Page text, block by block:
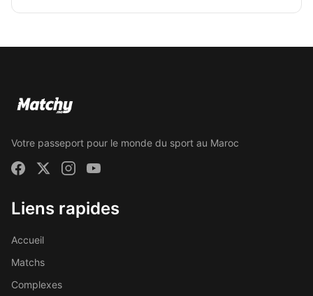
Votre passeport pour le monde du sport au Maroc
Liens rapides
Accueil
Matchs
Complexes